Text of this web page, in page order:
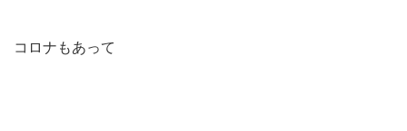
コロナもあって